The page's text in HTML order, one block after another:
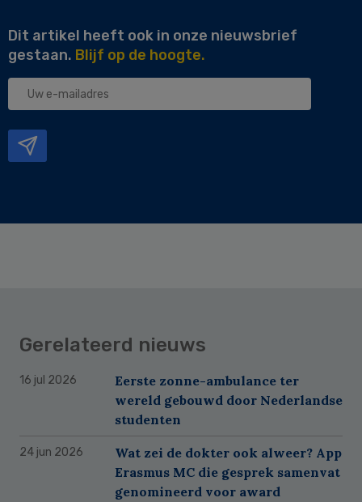
Dit artikel heeft ook in onze nieuwsbrief
gestaan. Blijf op de hoogte.
Uw
Gerelateerd nieuws
16 jul 2026
Eerste zonne-ambulance ter
wereld gebouwd door Nederlandse
studenten
24 jun 2026
Wat zei de dokter ook alweer? App
Erasmus MC die gesprek samenvat
genomineerd voor award